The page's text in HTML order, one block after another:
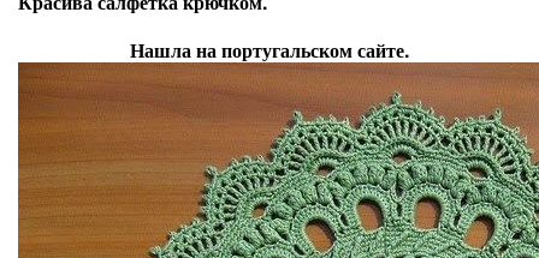
Нашла на португальском сайте.